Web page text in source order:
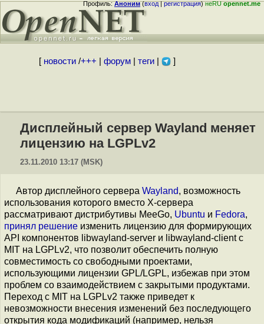
Профиль:Аноним(вход|регистрация)неRUopennet.me
[ новости/+++ форум| теги| ]
Дисплейный сервер Wayland меняет
лицензию на LGPLv2
23.11.2010 13:17 (MSK)
Автор дисплейного сервера Wayland, возможность
использования которого вместо X-сервера
рассматривают дистрибутивы MeeGo, Ubuntu и Fedora,
принял решение изменить лицензию для формирующих
API компонентов libwayland-server и libwayland-client с
MIT на LGPLv2, что позволит обеспечить полную
совместимость со свободными проектами,
использующими лицензии GPL/LGPL, избежав при этом
проблем со взаимодействием с закрытыми продуктами.
Переход с MIT на LGPLv2 также приведет к
невозможности внесения изменений без последующего
открытия кода модификаций (например, нельзя